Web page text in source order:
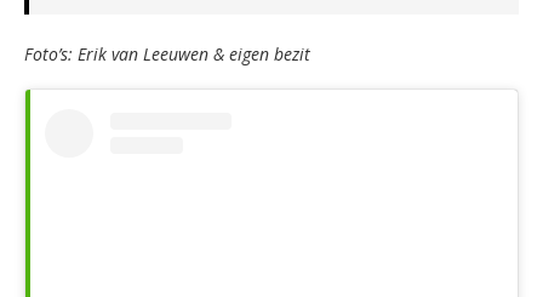
Foto’s: Erik van Leeuwen & eigen bezit